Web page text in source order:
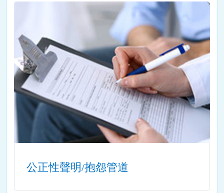
公正性聲明/抱怨管道